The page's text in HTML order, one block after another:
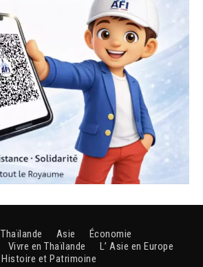
Thaïlande Asie
Économie
Vivre en Thaïlande
L’ Asie en Europe
Histoire et Patrimoine